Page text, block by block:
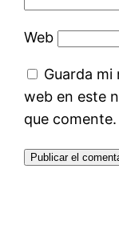
Web
Guarda
web en este
que comente.